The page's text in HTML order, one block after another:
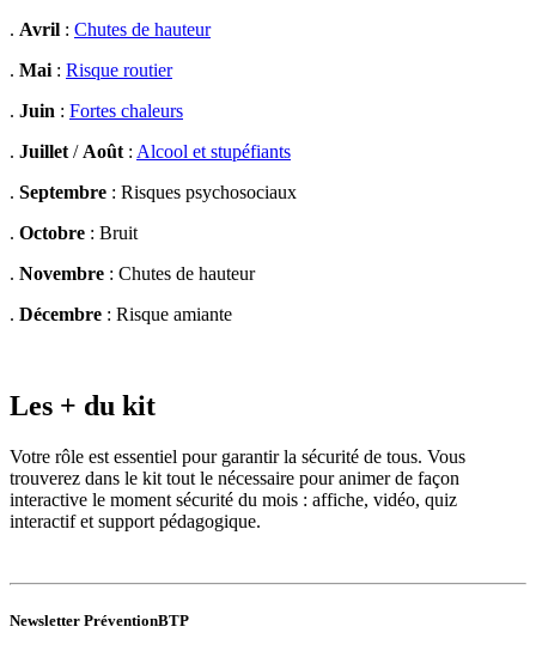
. Avril : Chutes de hauteur
. Mai : Risque routier
. Juin : Fortes chaleurs
. Juillet / Août : Alcool et stupéfiants
. Septembre : Risques psychosociaux
. Octobre : Bruit
. Novembre : Chutes de hauteur
. Décembre : Risque amiante
Les + du kit
Votre rôle est essentiel pour garantir la sécurité de tous. Vous
trouverez dans le kit tout le nécessaire pour animer de façon
interactive le moment sécurité du mois : affiche, vidéo, quiz
interactif et support pédagogique.
Newsletter PréventionBTP